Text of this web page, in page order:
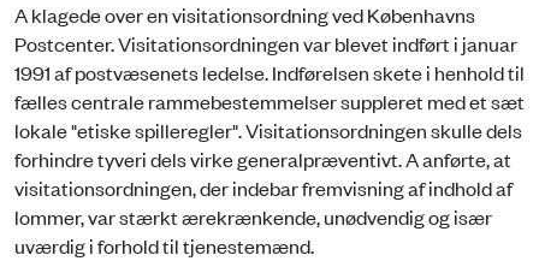
A klagede over en visitationsordning ved Københavns
Postcenter. Visitationsordningen var blevet indført i januar
1991 af postvæsenets ledelse. Indførelsen skete i henhold til
fælles centrale rammebestemmelser suppleret med et sæt
lokale "etiske spilleregler". Visitationsordningen skulle dels
forhindre tyveri dels virke generalpræventivt. A anførte, at
visitationsordningen, der indebar fremvisning af indhold af
lommer, var stærkt ærekrænkende, unødvendig og især
uværdig i forhold til tjenestemænd.